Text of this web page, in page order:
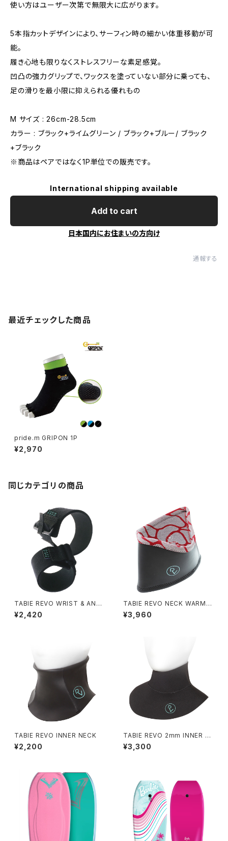
使い方はユーザー次第で無限大に広がります。
5本指カットデザインにより、サーフィン時の細かい体重移動が可
能。
履き心地も限りなくストレスフリーな素足感覚。
凹凸の強力グリップで、ワックスを塗っていない部分に乗っても、
足の滑りを最小限に抑えられる優れもの
M サイズ : 26cm-28.5cm
カラー : ブラック+ライムグリーン / ブラック+ブルー/ ブラック
+ブラック
※商品はペアではなく1P単位での販売です。
International shipping available
Add to cart
日本国内にお住まいの方向け
通報する
最近チェックした商品
pride.m GRIPON 1P
¥2,970
同じカテゴリの商品
TABIE REVO WRIST & ANKL
E BAND
¥2,420
TABIE REVO NECK WARME
R
¥3,960
TABIE REVO INNER NECK
¥2,200
TABIE REVO 2mm INNER N
ECK
¥3,300